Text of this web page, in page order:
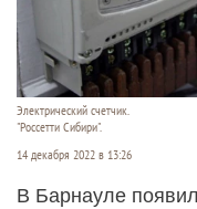
Электрический счетчик.
"Россетти Сибири".
14 декабря 2022 в 13:26
В Барнауле